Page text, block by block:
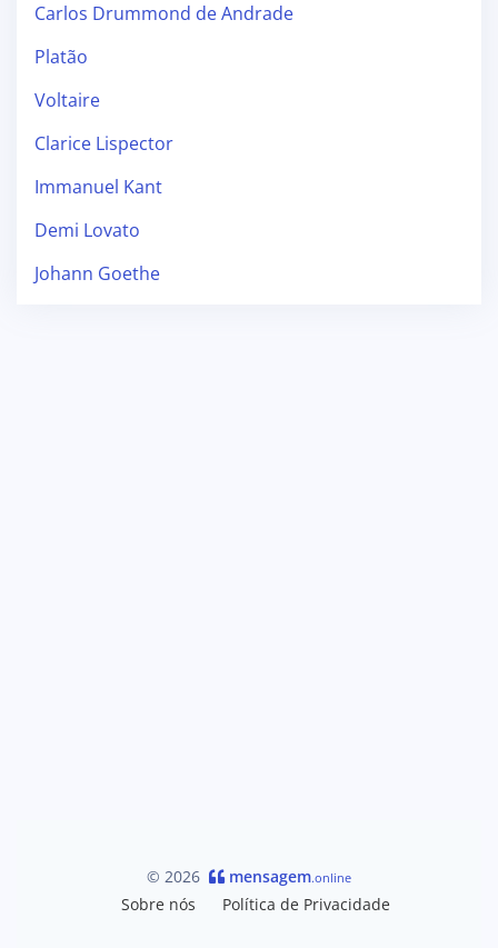
Carlos Drummond de Andrade
Platão
Voltaire
Clarice Lispector
Immanuel Kant
Demi Lovato
Johann Goethe
© 2026 mensagem.online
Sobre nós Política de Privacidade